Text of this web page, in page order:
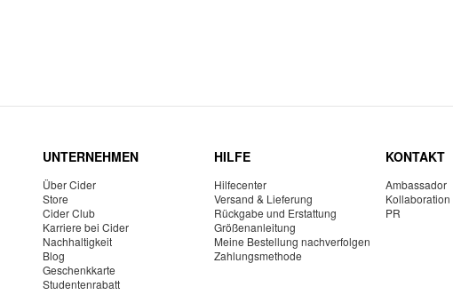
UNTERNEHMEN
Über Cider
Store
Cider Club
Karriere bei Cider
Nachhaltigkeit
Blog
Geschenkkarte
Studentenrabatt
HILFE
Hilfecenter
Versand & Lieferung
Rückgabe und Erstattung
Größenanleitung
Meine Bestellung nachverfolgen
Zahlungsmethode
KONTAKT
Ambassador
Kollaboration
PR